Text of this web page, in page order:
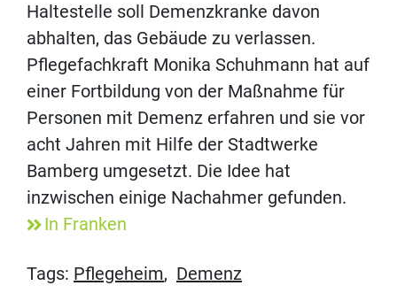
Haltestelle soll Demenzkranke davon
abhalten, das Gebäude zu verlassen.
Pflegefachkraft Monika Schuhmann hat auf
einer Fortbildung von der Maßnahme für
Personen mit Demenz erfahren und sie vor
acht Jahren mit Hilfe der Stadtwerke
Bamberg umgesetzt. Die Idee hat
inzwischen einige Nachahmer gefunden.
In Franken
Tags: Pflegeheim, Demenz